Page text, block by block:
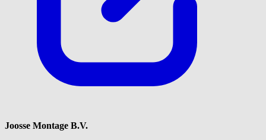
Joosse Montage B.V.